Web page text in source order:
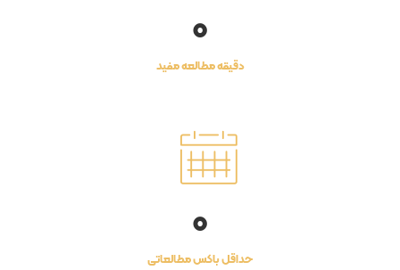
0
دقیقه مطالعه مفید
0
حداقل باکس مطالعاتی